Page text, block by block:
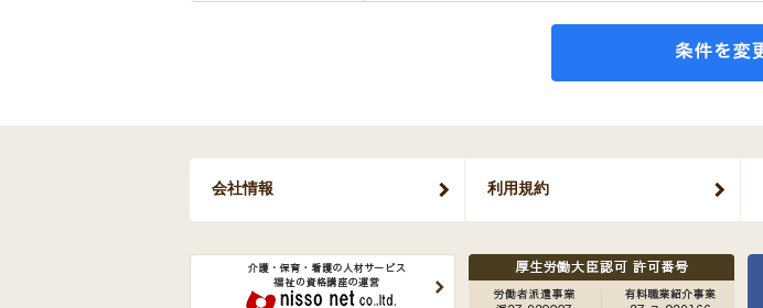
会社情報 利用規約